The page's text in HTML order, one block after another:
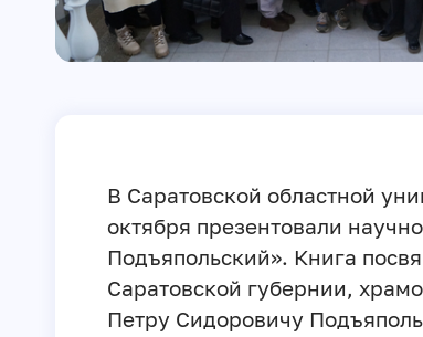
В Саратовской областной
октября презентовали
Подъяпольский». Книга
Саратовской губернии,
Петру Сидоровичу